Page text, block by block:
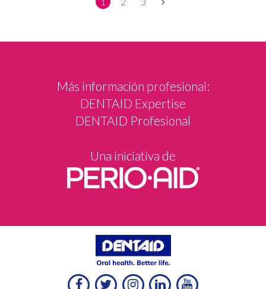
Más información profesional:
DENTAID Expertise
DENTAID Profesional
Una iniciativa de